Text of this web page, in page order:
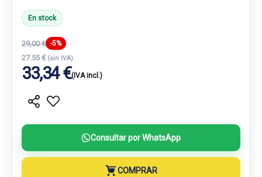
En stock
29,00 € -5%
27.55 € (sin IVA)
33,34 €(IVA incl.)
Consultar por WhatsApp
COMPRAR